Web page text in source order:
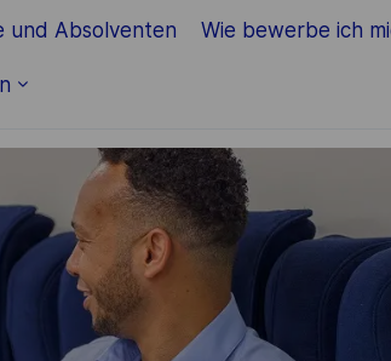
und Absolventen Wie bewerbe ich